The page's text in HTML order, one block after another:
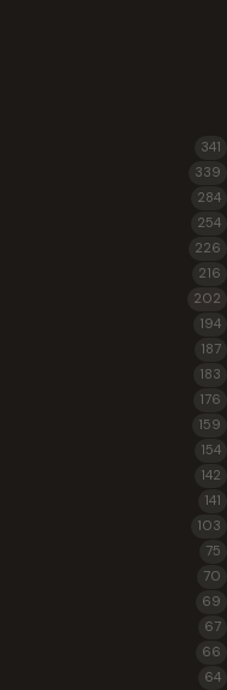
341
339
284
254
226
216
202
194
187
183
176
159
154
142
141
103
75
70
69
67
66
64